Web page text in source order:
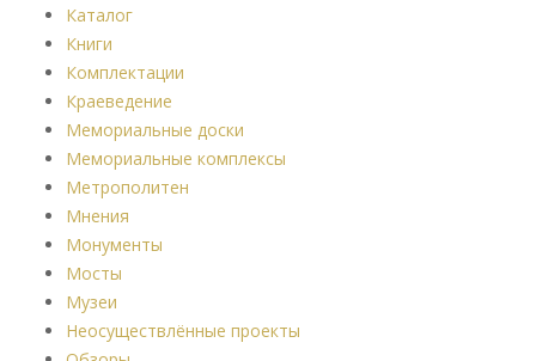
Каталог
Книги
Комплектации
Краеведение
Мемориальные доски
Мемориальные комплексы
Метрополитен
Мнения
Монументы
Мосты
Музеи
Неосуществлённые проекты